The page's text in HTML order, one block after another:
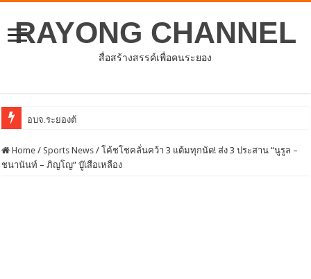
RAYONG CHANNEL
สื่อสร้างสรรค์เพื่อคนระยอง
อบจ.ระยองต้อนรับคณะจากตัวแทนศูนย์ธุรกิจจีน –
Home / Sports News / โค้ชโชคลั่นคว้า 3 แต้มทุกนัด! ส่ง 3 ประสาน “นูรูล –
ชนานันท์ – ภิญโญ” บู๊เสือเหลือง